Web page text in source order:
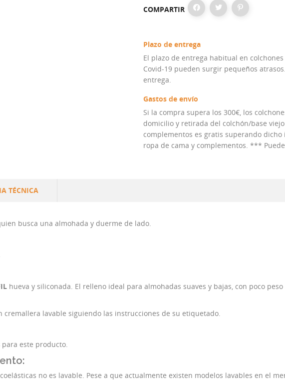
COMPARTIR
Plazo de entrega
El plazo de entrega habitual en
Covid-19 pueden surgir pequeños
entrega.
Gastos de envío
Si la compra supera los 300€, los
domicilio y retirada del colchón/base
complementos es gratis superando dicho
ropa de cama y complementos. ***
TÉCNICA
busca una almohada y duerme de lado.
hueva y siliconada. El relleno ideal para almohadas suaves y bajas, con poco
cremallera lavable siguiendo las instrucciones de su etiquetado.
para este producto.
no es lavable. Pese a que actualmente existen modelos lavables en el